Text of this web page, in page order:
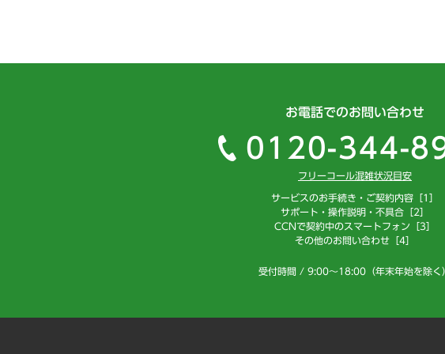
お電話でのお問い合わせ
0120-344-
フリーコール混雑状況目安
サービスのお手続き・ご契約内容［1］
サポート・操作説明・不具合［2］
CCNで契約中のスマートフォン［3］
その他のお問い合わせ［4］
受付時間 / 9:00～18:00（年末年始を除く